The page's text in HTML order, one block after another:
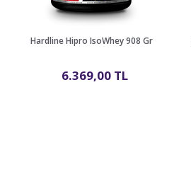
Hardline Hipro IsoWhey 908 Gr
6.369,00 TL